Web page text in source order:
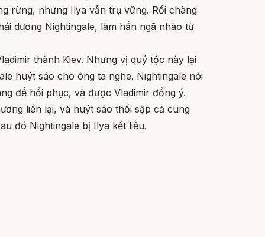
rừng, nhưng Ilya vẫn trụ vững. Rồi chàng
dương Nightingale, làm hắn ngã nhào từ
thành Kiev. Nhưng vị quý tộc này lại
huýt sáo cho ông ta nghe. Nightingale nói
để hồi phục, và được Vladimir đồng ý.
liền lại, và huýt sáo thổi sập cả cung
đó Nightingale bị Ilya kết liễu.